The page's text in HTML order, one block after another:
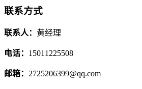
联系方式
联系人： 黄经理
电话： 15011225508
邮箱： 2725206399@qq.com